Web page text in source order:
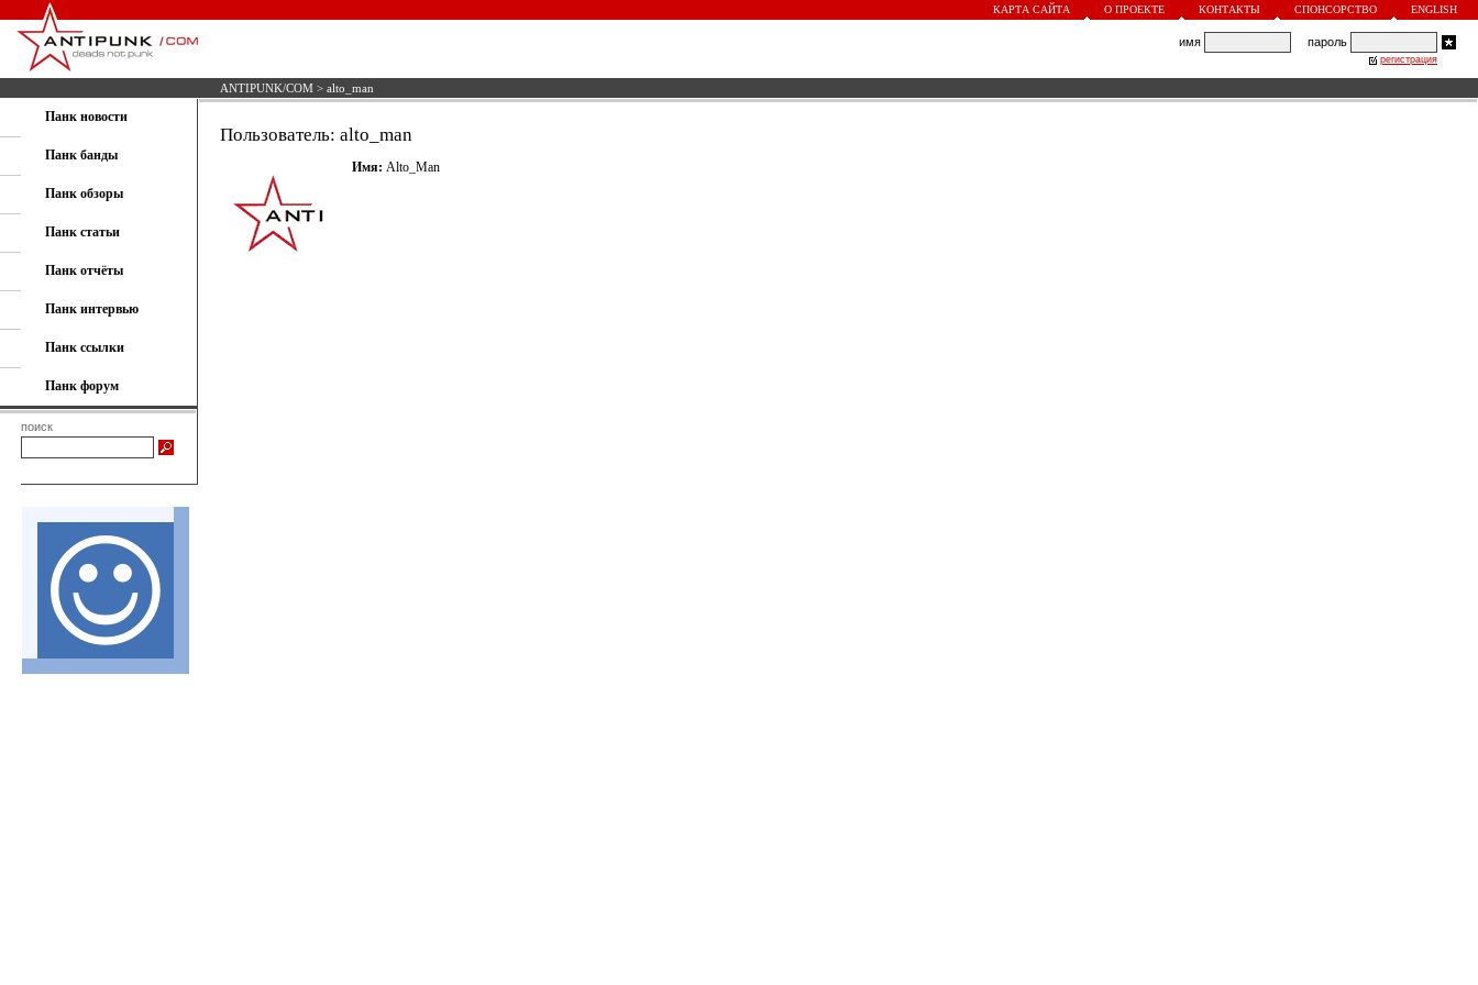
КАРТА САЙТА О ПРОЕКТЕ КОНТАКТЫ СПОНСОРСТВО ENGLISH
имя пароль
регистрация
ANTIPUNK/COM > alto_man
Панк новости
Панк банды
Панк обзоры
Панк статьи
Панк отчёты
Панк интервью
Панк ссылки
Панк форум
поиск
Пользователь: alto_man
Имя: Alto_Man